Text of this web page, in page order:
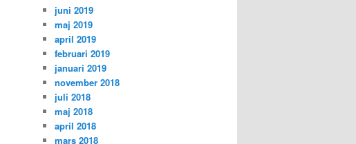
juni 2019
maj 2019
april 2019
februari 2019
januari 2019
november 2018
juli 2018
maj 2018
april 2018
mars 2018